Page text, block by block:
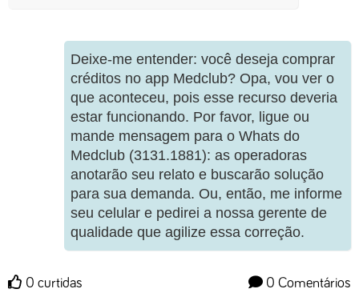
Deixe-me entender: você deseja comprar
créditos no app Medclub? Opa, vou ver o
que aconteceu, pois esse recurso deveria
estar funcionando. Por favor, ligue ou
mande mensagem para o Whats do
Medclub (3131.1881): as operadoras
anotarão seu relato e buscarão solução
para sua demanda. Ou, então, me informe
seu celular e pedirei a nossa gerente de
qualidade que agilize essa correção.
0 Comentários
0 curtidas